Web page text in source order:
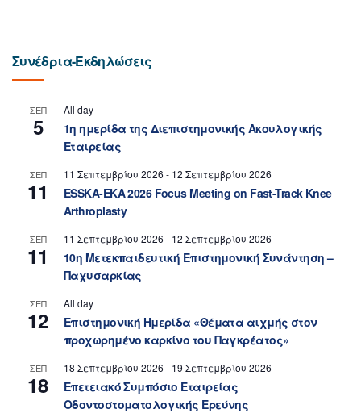
Συνέδρια-Εκδηλώσεις
ΣΕΠ
5
All day
1η ημερίδα της Διεπιστημονικής Ακουλογικής
Εταιρείας
ΣΕΠ
11
11 Σεπτεμβρίου 2026 - 12 Σεπτεμβρίου 2026
ESSKA-EKA 2026 Focus Meeting on Fast-Track Knee
Arthroplasty
ΣΕΠ
11
11 Σεπτεμβρίου 2026 - 12 Σεπτεμβρίου 2026
10η Μετεκπαιδευτική Επιστημονική Συνάντηση –
Παχυσαρκίας
ΣΕΠ
12
All day
Επιστημονική Ημερίδα «Θέματα αιχμής στον
προχωρημένο καρκίνο του Παγκρέατος»
ΣΕΠ
18
18 Σεπτεμβρίου 2026 - 19 Σεπτεμβρίου 2026
Επετειακό Συμπόσιο Εταιρείας
Οδοντοστοματολογικής Ερεύνης